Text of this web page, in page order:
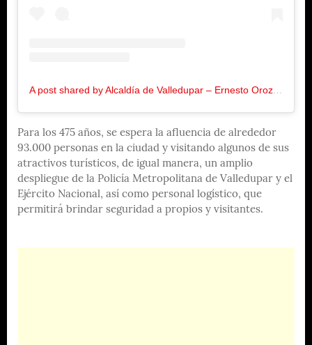
A post shared by Alcaldía de Valledupar – Ernesto Orozco (@alcaldiavpar)
Para los 475 años, se espera la afluencia de alrededor
93.000 personas en la ciudad y visitando algunos de sus
atractivos turísticos, de igual manera, un amplio
despliegue de la Policía Metropolitana de Valledupar y el
Ejército Nacional, así como personal logístico, que
permitirá brindar seguridad a propios y visitantes.